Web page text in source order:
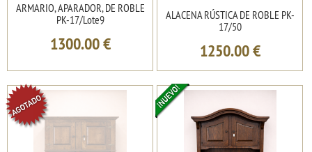
ARMARIO, APARADOR, DE ROBLE
PK-17/Lote9
1300.00€
ALACENA RÚSTICA DE ROBLE PK-
17/50
1250.00€